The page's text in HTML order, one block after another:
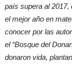
país supera al 2017,
el mejor año en
conocer por las
el “Bosque del
donaron vida,